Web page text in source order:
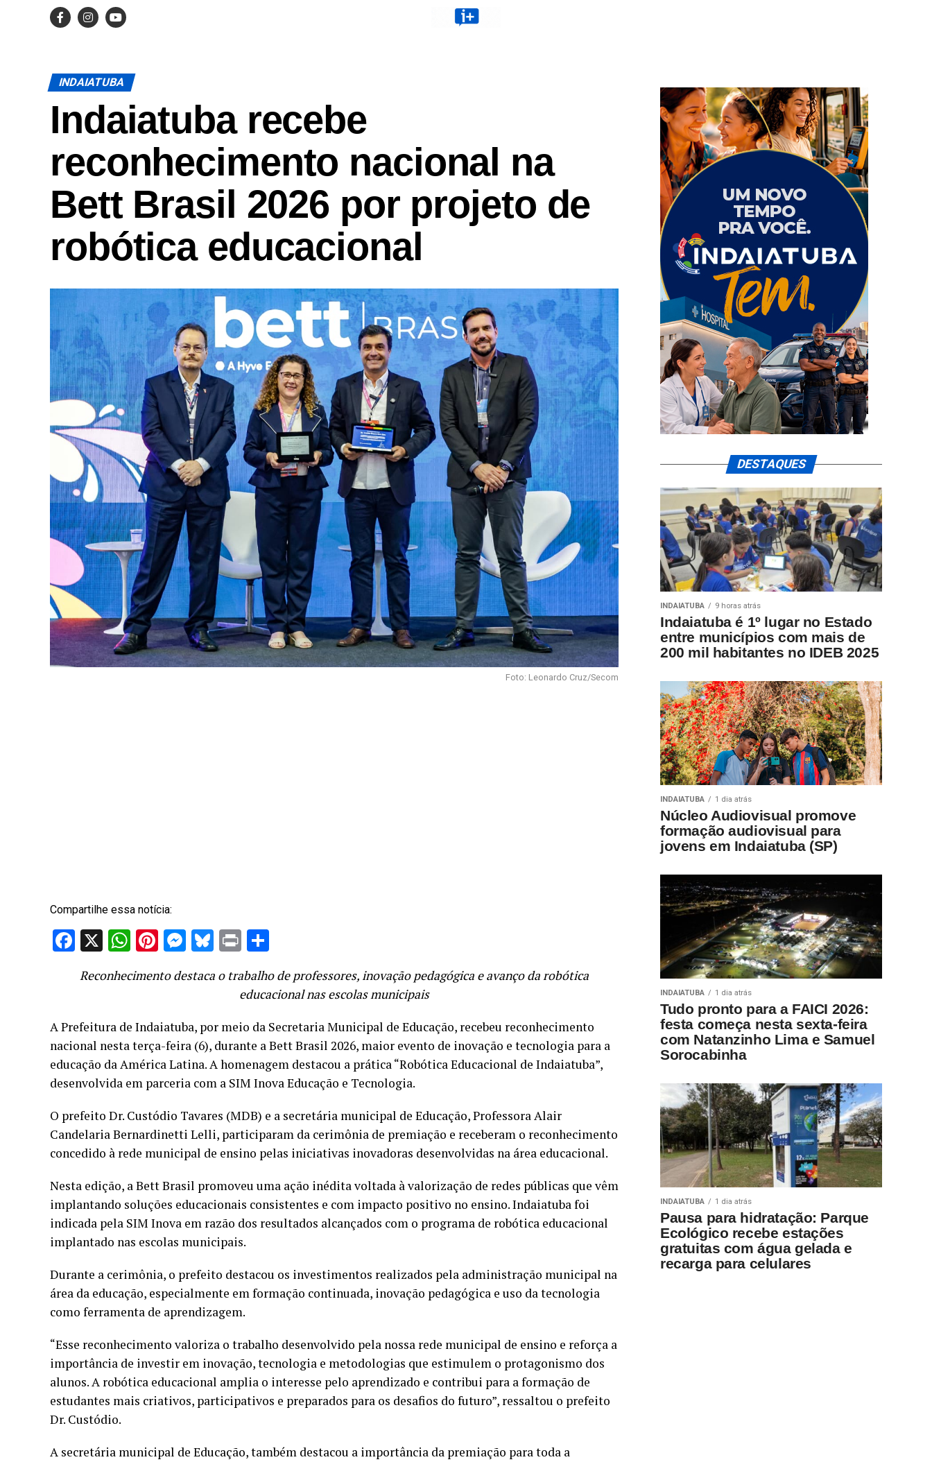
INDAIATUBA
Indaiatuba recebe
reconhecimento nacional na
Bett Brasil 2026 por projeto de
robótica educacional
Foto: Leonardo Cruz/Secom
Compartilhe essa notícia:
Facebook
X WhatsApp
Pinterest
Messenger
Bluesky
Print
Reconhecimento destaca o trabalho de professores, inovação pedagógica e avanço da robótica
educacional nas escolas municipais
A Prefeitura de Indaiatuba, por meio da Secretaria Municipal de Educação, recebeu reconhecimento
nacional nesta terça-feira (6), durante a Bett Brasil 2026, maior evento de inovação e tecnologia para a
educação da América Latina. A homenagem destacou a prática “Robótica Educacional de Indaiatuba”,
desenvolvida em parceria com a SIM Inova Educação e Tecnologia.
O prefeito Dr. Custódio Tavares (MDB) e a secretária municipal de Educação, Professora Alair
Candelaria Bernardinetti Lelli, participaram da cerimônia de premiação e receberam o reconhecimento
concedido à rede municipal de ensino pelas iniciativas inovadoras desenvolvidas na área educacional.
Nesta edição, a Bett Brasil promoveu uma ação inédita voltada à valorização de redes públicas que vêm
implantando soluções educacionais consistentes e com impacto positivo no ensino. Indaiatuba foi
indicada pela SIM Inova em razão dos resultados alcançados com o programa de robótica educacional
implantado nas escolas municipais.
Durante a cerimônia, o prefeito destacou os investimentos realizados pela administração municipal na
área da educação, especialmente em formação continuada, inovação pedagógica e uso da tecnologia
como ferramenta de aprendizagem.
“Esse reconhecimento valoriza o trabalho desenvolvido pela nossa rede municipal de ensino e reforça a
importância de investir em inovação, tecnologia e metodologias que estimulem o protagonismo dos
alunos. A robótica educacional amplia o interesse pelo aprendizado e contribui para a formação de
estudantes mais criativos, participativos e preparados para os desafios do futuro”, ressaltou o prefeito
Dr. Custódio.
A secretária municipal de Educação, também destacou a importância da premiação para toda a
DESTAQUES
INDAIATUBA 9 horas atrás
Indaiatuba é 1º lugar no Estado
entre municípios com mais de
200 mil habitantes no IDEB 2025
INDAIATUBA 1 dia atrás
Núcleo Audiovisual promove
formação audiovisual para
jovens em Indaiatuba (SP)
INDAIATUBA 1 dia atrás
Tudo pronto para a FAICI 2026:
festa começa nesta sexta-feira
com Natanzinho Lima e Samuel
Sorocabinha
INDAIATUBA 1 dia atrás
Pausa para hidratação: Parque
Ecológico recebe estações
gratuitas com água gelada e
recarga para celulares